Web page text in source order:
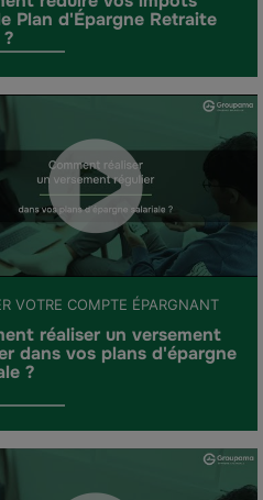
Plan d'Épargne Retraite
VOTRE COMPTE ÉPARGNANT
réaliser un versement
dans vos plans d'épargne
?